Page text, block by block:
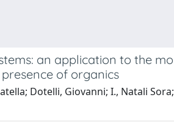
an application to the
of organics
Dotelli, Giovanni; I., Natali